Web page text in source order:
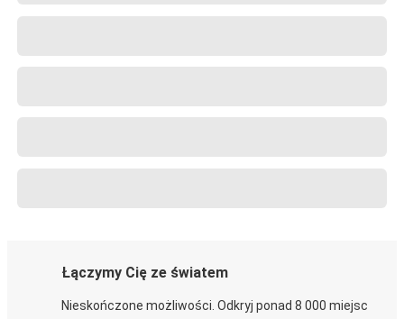
Łączymy Cię ze światem
Nieskończone możliwości. Odkryj ponad 8 000 miejsc